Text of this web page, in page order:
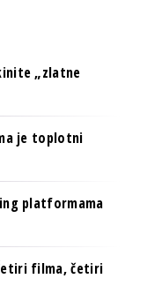
„zlatne
je toplotni
platformama
filma, četiri